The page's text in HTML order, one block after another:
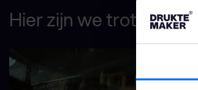
Hier zijn we trots op